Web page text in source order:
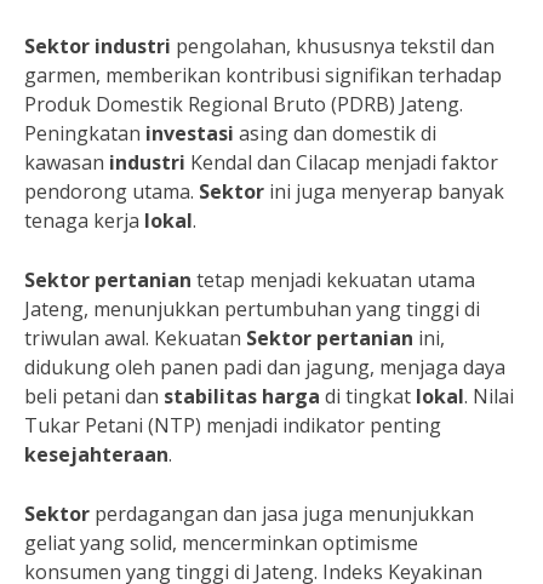
Sektor industri pengolahan, khususnya tekstil dan
garmen, memberikan kontribusi signifikan terhadap
Produk Domestik Regional Bruto (PDRB) Jateng.
Peningkatan investasi asing dan domestik di
kawasan industri Kendal dan Cilacap menjadi faktor
pendorong utama. Sektor ini juga menyerap banyak
tenaga kerja lokal.
Sektor pertanian tetap menjadi kekuatan utama
Jateng, menunjukkan pertumbuhan yang tinggi di
triwulan awal. Kekuatan Sektor pertanian ini,
didukung oleh panen padi dan jagung, menjaga daya
beli petani dan stabilitas harga di tingkat lokal. Nilai
Tukar Petani (NTP) menjadi indikator penting
kesejahteraan.
Sektor perdagangan dan jasa juga menunjukkan
geliat yang solid, mencerminkan optimisme
konsumen yang tinggi di Jateng. Indeks Keyakinan